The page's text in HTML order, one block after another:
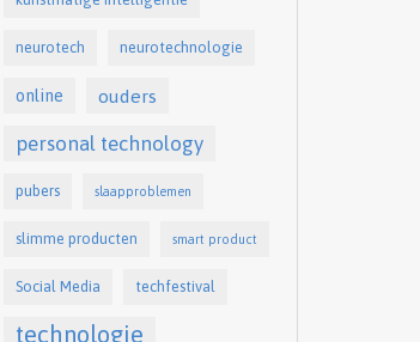
neurotech neurotechnologie
online ouders
personal technology
pubers slaapproblemen
slimme producten smart product
Social Media techfestival
technologie